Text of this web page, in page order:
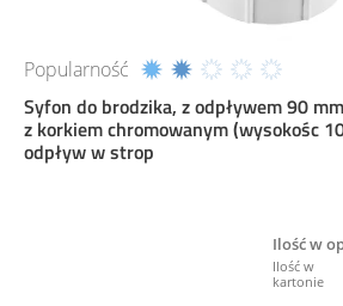
Popularność
Syfon do brodzika, z odpływem 90
z korkiem chromowanym (wysokośc
odpływ w strop
Ilość w